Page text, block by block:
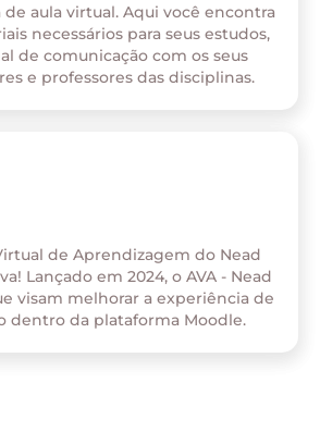
de aula virtual. Aqui você encontra
necessários para seus estudos,
de comunicação com os seus
e professores das disciplinas.
de Aprendizagem do Nead
Lançado em 2024, o AVA - Nead
visam melhorar a experiência de
dentro da plataforma Moodle.